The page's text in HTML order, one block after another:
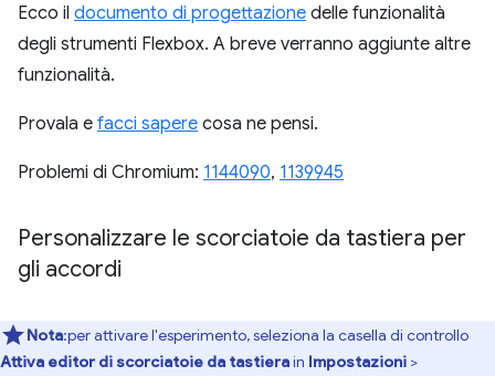
Ecco il documento di progettazione delle funzionalità
degli strumenti Flexbox. A breve verranno aggiunte altre
funzionalità.
Provala e facci sapere cosa ne pensi.
Problemi di Chromium: 1144090, 1139945
Personalizzare le scorciatoie da tastiera per
gli accordi
Nota:per attivare l'esperimento, seleziona la casella di controllo
Attiva editor di scorciatoie da tastierain Impostazioni >